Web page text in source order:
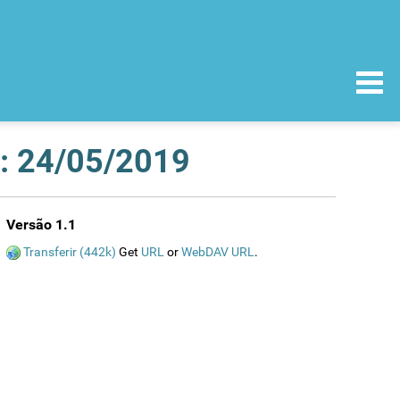
24/05/2019
Versão 1.1
Transferir (442k) Get URL orWebDAV URL .